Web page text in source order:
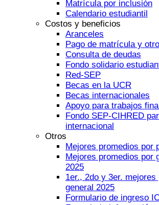
Matrícula por inclusión
Calendario estudiantil
Costos y beneficios
Aranceles
Pago de matrícula y
Consulta de deudas
Fondo solidario
Red-SEP
Becas en la UCR
Becas internacionales
Apoyo para trabajos
Fondo SEP-CIHRED
internacional
Otros
Mejores promedios por
Mejores promedios por
2025
1er., 2do y 3er. mejores
general 2025
Formulario de ingreso